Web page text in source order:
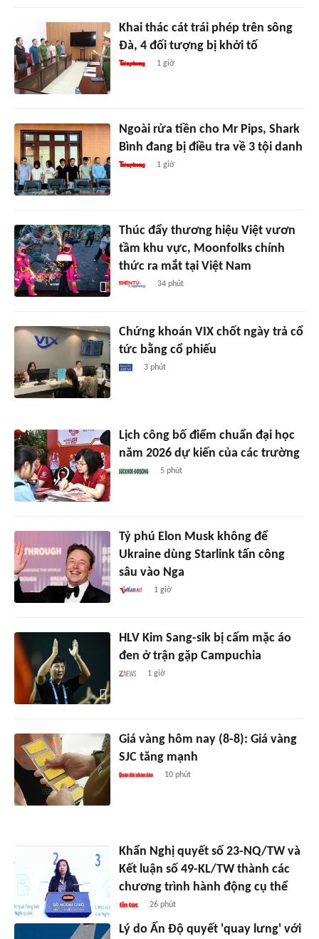
Khai thác cát trái phép trên sông
Đà, 4 đối tượng bị khởi tố
1 giờ
Ngoài rửa tiền cho Mr Pips, Shark
Bình đang bị điều tra về 3 tội danh
1 giờ
Thúc đẩy thương hiệu Việt vươn
tầm khu vực, Moonfolks chính
thức ra mắt tại Việt Nam
34 phút
Chứng khoán VIX chốt ngày trả cổ
tức bằng cổ phiếu
3 phút
Lịch công bố điểm chuẩn đại học
năm 2026 dự kiến của các trường
5 phút
Tỷ phú Elon Musk không để
Ukraine dùng Starlink tấn công
sâu vào Nga
1 giờ
HLV Kim Sang-sik bị cấm mặc áo
đen ở trận gặp Campuchia
1 giờ
Giá vàng hôm nay (8-8): Giá vàng
SJC tăng mạnh
10 phút
Khẩn Nghị quyết số 23-NQ/TW và
Kết luận số 49-KL/TW thành các
chương trình hành động cụ thể
26 phút
Lý do Ấn Độ quyết 'quay lưng' với